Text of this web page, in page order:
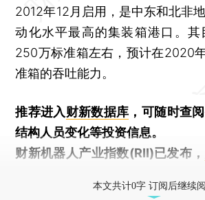
2012年12月启用，是中东和北非
动化水平最高的集装箱港口。其
250万标准箱左右，预计在2020
准箱的吞吐能力。
推荐进入财新数据库 ，可随时查
结构人员变化等投资信息。
财新机器人产业指数(RII)已发布，
本文共计0字 订阅后继续